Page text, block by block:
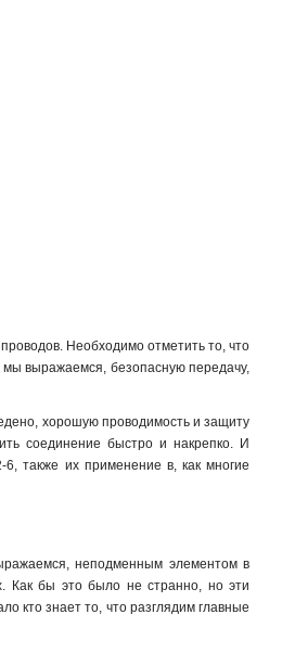
Необходимо отметить то, что
мы выражаемся, безопасную передачу,
хорошую проводимость и защиту
соединение быстро и накрепко. И
также их применение в, как многие
неподменным элементом в
Как бы это было не странно, но эти
кто знает то, что разглядим главные